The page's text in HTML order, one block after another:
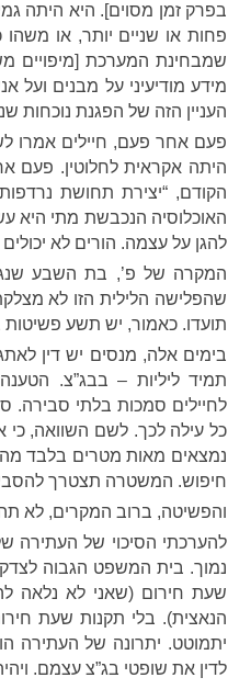
בפרק זמן מסוים]. היא היתה
פחות או שניים יותר, או
שמבחינת המערכת [מיפויים
מידע מודיעיני על מבנים ועל
העניין הזה של הפגנת נוכחות
פעם אחר פעם, חיילים אמרו
היתה אקראית לחלוטין. פעם
הקודם, “יצירת תחושת
האוכלוסיה הנכבשת מתי היא
להגן על עצמה. הורים לא
המקרה של פ’, בת השבע
שהפלישה הלילית הזו לא
תועדו. כאמור, יש תשע פשיטות
בימים אלה, מנסים יש דין
תמיד ליליות – בבג”צ.
לחיילים סמכות בלתי סבירה.
כל עילה לכך. לשם השוואה,
נמצאים מאות מטרים בלבד
חיפוש. המשטרה תצטרך
והפשיטה, ברוב המקרים, לא
להערכתי הסיכוי של העתירה
נמוך. בית המשפט הגבוה
שעת חירום (שאני לא נלאה
הנאצית). בלי תקנות שעת
יתמוטט. יתרונה של העתירה
לדין את שופטי בג”צ עצמם.